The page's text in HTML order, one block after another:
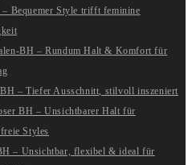
– Bequemer Style trifft feminine
BH – Rundum Halt & Komfort für
– Tiefer Ausschnitt, stilvoll inszeniert
BH – Unsichtbarer Halt für
Styles
– Unsichtbar, flexibel & ideal für